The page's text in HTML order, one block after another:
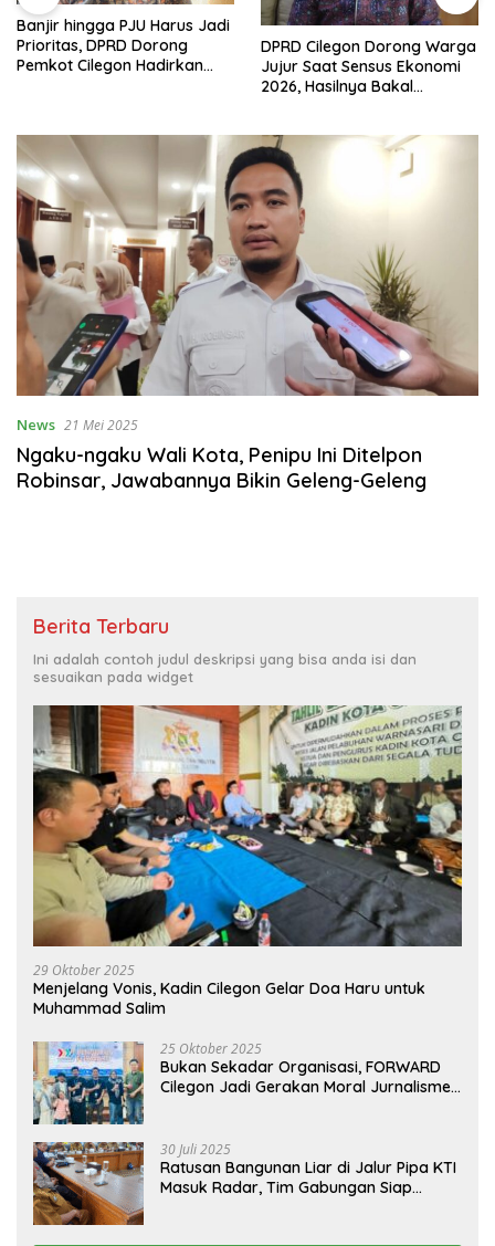
Banjir hingga PJU Harus Jadi
Prioritas, DPRD Dorong
Pemkot Cilegon Hadirkan
DPRD Cilegon Dorong Warga
Jujur Saat Sensus Ekonomi
2026, Hasilnya Bakal
News 21 Mei 2025
Ngaku-ngaku Wali Kota, Penipu Ini Ditelpon
Robinsar, Jawabannya Bikin Geleng-Geleng
Berita Terbaru
Ini adalah contoh judul deskripsi yang bisa anda isi dan
sesuaikan pada widget
29 Oktober 2025
Menjelang Vonis, Kadin Cilegon Gelar Doa Haru untuk
Muhammad Salim
25 Oktober 2025
Bukan Sekadar Organisasi, FORWARD
Cilegon Jadi Gerakan Moral Jurnalisme
30 Juli 2025
Ratusan Bangunan Liar di Jalur Pipa KTI
Masuk Radar, Tim Gabungan Siap